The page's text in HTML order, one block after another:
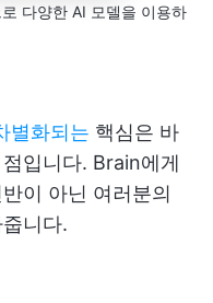
다양한 AI 모델을 이용하
별화되는 핵심은 바
입니다. Brain에게
이 아닌 여러분의
니다.